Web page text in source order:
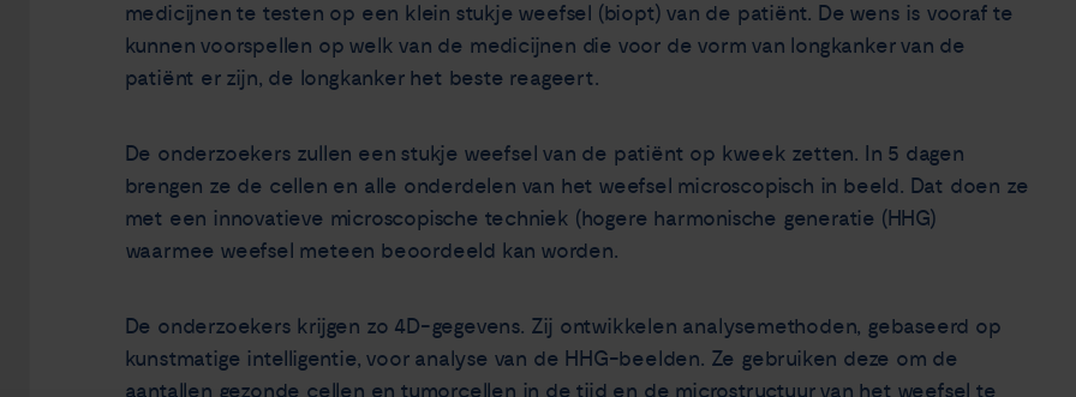
medicijnen te testen op een klein stukje weefsel (biopt) van de patiënt. De wens is vooraf te
kunnen voorspellen op welk van de medicijnen die voor de vorm van longkanker van de
patiënt er zijn, de longkanker het beste reageert.
De onderzoekers zullen een stukje weefsel van de patiënt op kweek zetten. In 5 dagen
brengen ze de cellen en alle onderdelen van het weefsel microscopisch in beeld. Dat doen ze
met een innovatieve microscopische techniek (hogere harmonische generatie (HHG)
waarmee weefsel meteen beoordeeld kan worden.
De onderzoekers krijgen zo 4D-gegevens. Zij ontwikkelen analysemethoden, gebaseerd op
kunstmatige intelligentie, voor analyse van de HHG-beelden. Ze gebruiken deze om de